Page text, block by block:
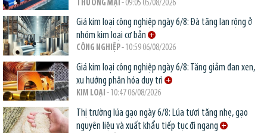
THƯƠNG MẠI - 09:05 05/08/2026
Giá kim loại công nghiệp ngày 6/8: Đà tăng lan rộng ở
nhóm kim loại cơ bản
CÔNG NGHIỆP- 10:59 06/08/2026
Giá kim loại công nghiệp ngày 6/8: Tăng giảm đan xen,
xu hướng phân hóa duy trì
KIM LOẠI - 10:47 06/08/2026
Thị trường lúa gạo ngày 6/8: Lúa tươi tăng nhẹ, gạo
nguyên liệu và xuất khẩu tiếp tục đi ngang